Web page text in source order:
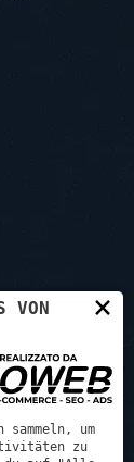
×
VON
um
zu